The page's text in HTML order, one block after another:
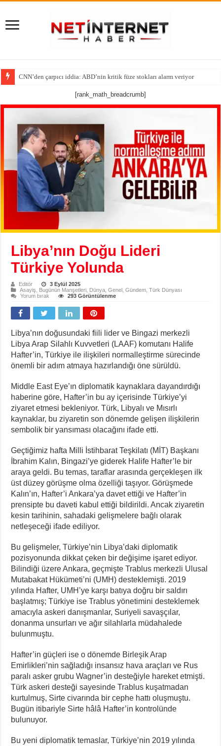
CNN’den çarpıcı iddia: ABD’nin kritik füze stokları alarm veriyor
Tutsak Edilen Bir Ruhun Yeniden Diriliş Hikayesi!
[rank_math_breadcrumb]
Libya’nın Doğu Lideri
Türkiye Yolunda
Editör
3 Eylül 2025
Asayiş
Bugünün Manşetleri Dünya ,Genel ,Gündem ,Türk Dünyası
Yorum bırak
293 Görüntülenme
Libya’nın doğusundaki fiili lider ve Bingazi merkezli
Libya Arap Silahlı Kuvvetleri (LAAF) komutanı Halife
Hafter’in, Türkiye ile ilişkileri normalleştirme sürecinde
önemli bir adım atmaya hazırlandığı öne sürüldü.
Middle East Eye’ın diplomatik kaynaklara dayandırdığı
haberine göre, Hafter’in bu ay içerisinde Türkiye’yi
ziyaret etmesi bekleniyor. Türk, Libyalı ve Mısırlı
kaynaklar, bu ziyaretin son dönemde gelişen ilişkilerin
sembolik bir yansıması olacağını ifade etti.
Geçtiğimiz hafta Milli İstihbarat Teşkilatı (MİT) Başkanı
İbrahim Kalın, Bingazi’ye giderek Halife Hafter’le bir
araya geldi. Bu temas, taraflar arasında gerçekleşen ilk
üst düzey görüşme olma özelliği taşıyor. Görüşmede
Kalın’ın, Hafter’i Ankara’ya davet ettiği ve Hafter’in
prensipte bu daveti kabul ettiği bildirildi. Ancak ziyaretin
kesin tarihinin, sahadaki gelişmelere bağlı olarak
netleşeceği ifade ediliyor.
Bu gelişmeler, Türkiye’nin Libya’daki diplomatik
pozisyonunda dikkat çeken bir değişime işaret ediyor.
Bilindiği üzere Ankara, geçmişte Trablus merkezli Ulusal
Mutabakat Hükümeti’ni (UMH) desteklemişti. 2019
yılında Hafter, UMH’ye karşı batıya doğru bir saldırı
başlatmış; Türkiye ise Trablus yönetimini desteklemek
amacıyla askeri danışmanlar, Suriyeli savaşçılar,
donanma unsurları ve ağır silahlarla müdahalede
bulunmuştu.
Hafter’in güçleri ise o dönemde Birleşik Arap
Emirlikleri’nin sağladığı insansız hava araçları ve Rus
paralı asker grubu Wagner’in desteğiyle hareket etmişti.
Türk askeri desteği sayesinde Trablus kuşatmadan
kurtulmuş, Sirte civarında bir cephe hattı oluşmuştu.
Bugün itibariyle Sirte hâlâ Hafter’in kontrolünde
bulunuyor.
Bu yeni diplomatik temaslar, Türkiye’nin 2019 yılında